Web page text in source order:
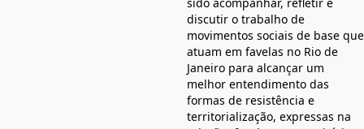
discutir o trabalho de
movimentos sociais de base que
atuam em favelas no Rio de
Janeiro para alcançar um
melhor entendimento das
formas de resistência e
territorialização, expressas na